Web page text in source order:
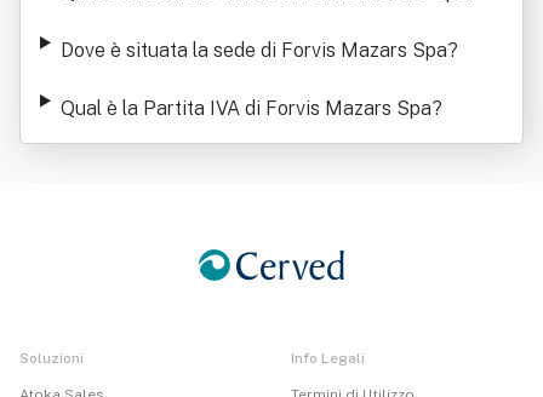
Dove è situata la sede di Forvis Mazars Spa?
Qual è la Partita IVA di Forvis Mazars Spa?
Soluzioni Info Legali